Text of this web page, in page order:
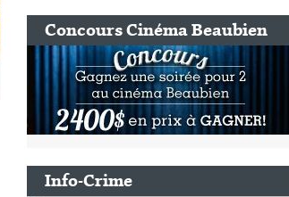
Concours Cinéma Beaubien
Info-Crime